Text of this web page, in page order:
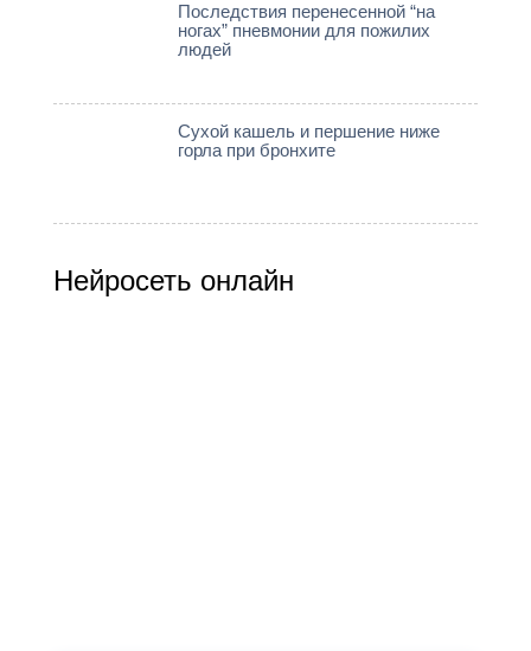
Последствия перенесенной “на
ногах” пневмонии для пожилих
людей
Сухой кашель и першение ниже
горла при бронхите
Нейросеть онлайн